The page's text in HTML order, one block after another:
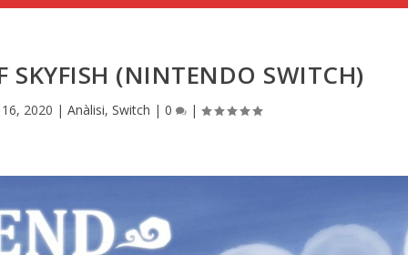
SKYFISH (NINTENDO SWITCH)
2020 | Anàlisi, Switch | 0 |